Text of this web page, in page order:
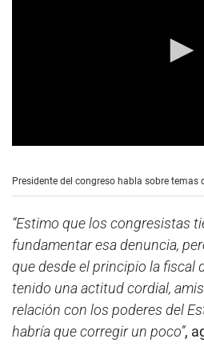
e
n
d
s
o
f
6
m
i
n
u
Presidente del congreso habla sobre temas
“Estimo que los congresistas
fundamentar esa denuncia,
que desde el principio la fiscal
tenido una actitud cordial,
relación con los poderes del
habría que corregir un poco”,